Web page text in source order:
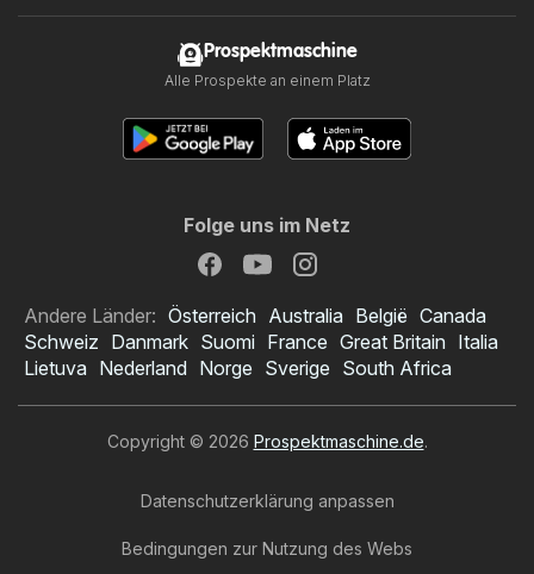
Prospektmaschine
Alle Prospekte an einem Platz
Folge uns im Netz
Andere Länder: Österreich Australia België Canada
Schweiz Danmark Suomi France Great Britain Italia
Lietuva Nederland Norge Sverige South Africa
Copyright © 2026 Prospektmaschine.de.
Datenschutzerklärung anpassen
Bedingungen zur Nutzung des Webs